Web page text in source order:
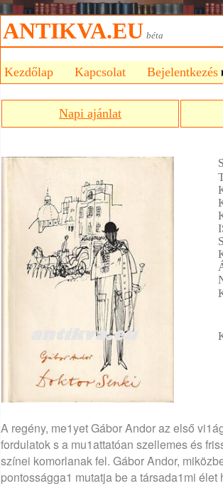
ANTIKVA.EU béta
Kezdőlap Kapcsolat Bejelentkezés
Napi ajánlat
A regény, me1yet Gábor Andor az első
fordulatok s a mu1attatóan szellemes és
színei komorlanak fel. Gábor Andor,
pontosságga1 mutatja be a társada1mi élet